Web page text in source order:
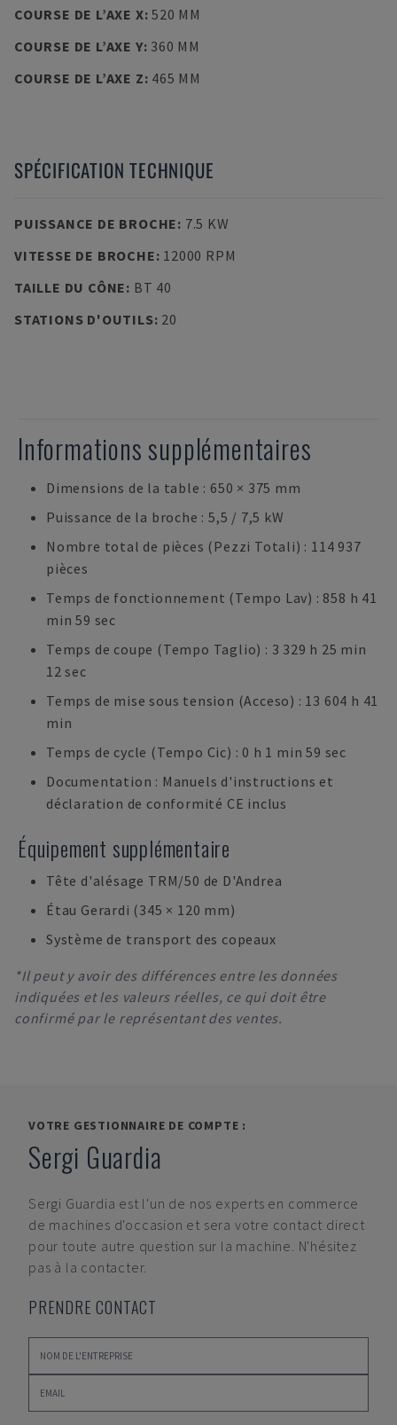
COURSE DE L’AXE X:520 MM
COURSE DE L’AXE Y: 360 MM
COURSE DE L’AXE Z: 465 MM
SPÉCIFICATION TECHNIQUE
PUISSANCE DE BROCHE: 7.5 KW
VITESSE DE BROCHE: 12000 RPM
TAILLE DU CÔNE: BT 40
STATIONS D'OUTILS: 20
Informations supplémentaires
Dimensions de la table : 650 × 375 mm
Puissance de la broche : 5,5 / 7,5 kW
Nombre total de pièces (Pezzi Totali) : 114 937
pièces
Temps de fonctionnement (Tempo Lav) : 858 h 41
min 59 sec
Temps de coupe (Tempo Taglio) : 3 329 h 25 min
12 sec
Temps de mise sous tension (Acceso) : 13 604 h 41
min
Temps de cycle (Tempo Cic) : 0 h 1 min 59 sec
Documentation : Manuels d'instructions et
déclaration de conformité CE inclus
Équipement supplémentaire
Tête d'alésage TRM/50 de D'Andrea
Étau Gerardi (345 × 120 mm)
Système de transport des copeaux
*Il peut y avoir des différences entre les données
indiquées et les valeurs réelles, ce qui doit être
confirmé par le représentant des ventes.
VOTRE GESTIONNAIRE DE COMPTE :
Sergi Guardia
Sergi Guardia est l'un de nos experts en commerce
de machines d'occasion et sera votre contact direct
pour toute autre question sur la machine. N'hésitez
pas à la contacter.
PRENDRE CONTACT